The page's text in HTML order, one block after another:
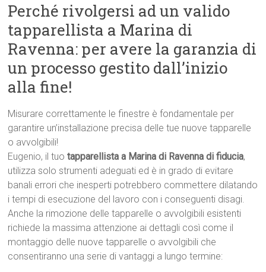
Perché rivolgersi ad un valido
tapparellista a Marina di
Ravenna: per avere la garanzia di
un processo gestito dall’inizio
alla fine!
Misurare correttamente le finestre è fondamentale per
garantire un’installazione precisa delle tue nuove tapparelle
o avvolgibili!
Eugenio, il tuotapparellista a Marina di Ravenna di fiducia,
utilizza solo strumenti adeguati ed è in grado di evitare
banali errori che inesperti potrebbero commettere dilatando
i tempi di esecuzione del lavoro con i conseguenti disagi.
Anche la rimozione delle tapparelle o avvolgibili esistenti
richiede la massima attenzione ai dettagli così come il
montaggio delle nuove tapparelle o avvolgibili che
consentiranno una serie di vantaggi a lungo termine: